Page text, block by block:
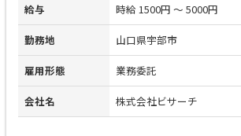
給与 時給 1500円 ～ 5000円
勤務地 山口県宇部市
雇用形態 業務委託
会社名 株式会社ビサーチ